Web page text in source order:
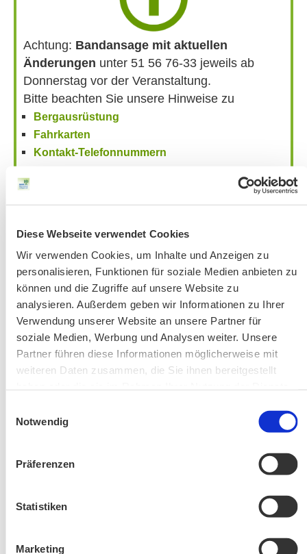
Diese Webseite verwendet Cookies
Wir verwenden Cookies, um Inhalte und Anzeigen zu
personalisieren, Funktionen für soziale Medien anbieten zu
können und die Zugriffe auf unsere Website zu
analysieren. Außerdem geben wir Informationen zu Ihrer
Verwendung unserer Website an unsere Partner für
soziale Medien, Werbung und Analysen weiter. Unsere
Partner führen diese Informationen möglicherweise mit
weiteren Daten zusammen, die Sie ihnen bereitgestellt
Notwendig
Präferenzen
Statistiken
Marketing
Achtung: Bandansage mit aktuellen
Änderungen unter 51 56 76-33 jeweils ab
Donnerstag vor der Veranstaltung.
Bitte beachten Sie unsere Hinweise zu
Bergausrüstung
Fahrkarten
Kontakt-Telefonnummern
Aktuelle Änderungen bei unseren Exkursionen
Änderung! Aschauer Runde: Bankerlweg – Bärnsee –
Wanderung entfällt